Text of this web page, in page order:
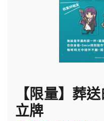
【限量】葬
立牌